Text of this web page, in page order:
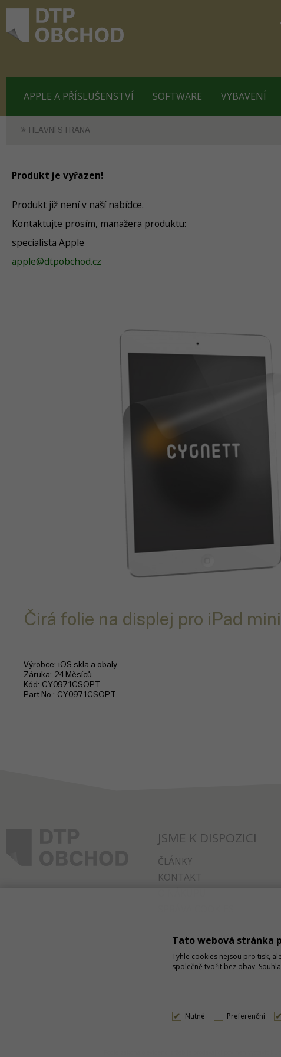
APPLE A PŘÍSLUŠENSTVÍ SOFTWARE VYBAVENÍ
HLAVNÍ STRANA
Produkt je vyřazen!
Produkt již není v naší nabídce.
Kontaktujte prosím, manažera produktu:
specialista Apple
apple@dtpobchod.cz
Čirá folie na displej pro iPad
Výrobce iOS skla a obaly
Záruka 24 Měsíců
Kód
CY0971CSOPT
Part No.
CY0971CSOPT
JSME K DISPOZICI
ČLÁNKY
KONTAKT
Tato webová stránka
Tyhle cookies nejsou pro tisk,
společně tvořit bez obav.
Nutné Preferenční